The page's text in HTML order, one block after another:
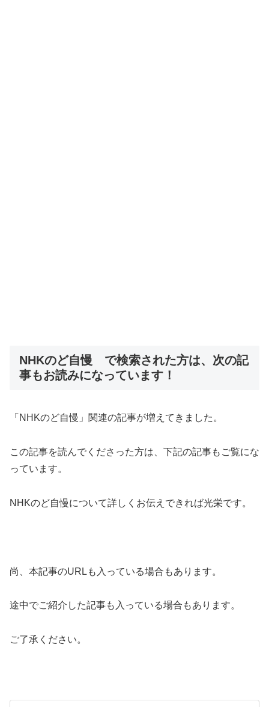
NHKのど自慢 で検索された方は、次の記
事もお読みになっています！
「NHKのど自慢」関連の記事が増えてきました。
この記事を読んでくださった方は、下記の記事もご覧にな
っています。
NHKのど自慢について詳しくお伝えできれば光栄です。
尚、本記事のURLも入っている場合もあります。
途中でご紹介した記事も入っている場合もあります。
ご了承ください。